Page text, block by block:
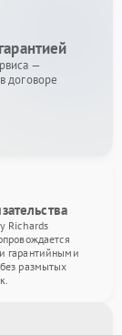
—
договоре
Richards
гарантийными
размытых